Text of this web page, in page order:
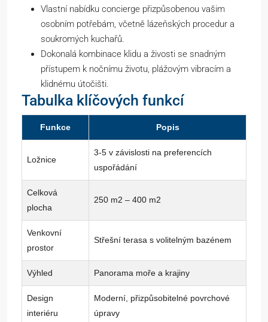
Vlastní nabídku concierge přizpůsobenou vašim
osobním potřebám, včetně lázeňských procedur a
soukromých kuchařů.
Dokonalá kombinace klidu a živosti se snadným
přístupem k nočnímu životu, plážovým vibracím a
klidnému útočišti.
Tabulka klíčových funkcí
Funkce Popis
Ložnice
3-5 v závislosti na preferencích
uspořádání
Celková
plocha
250 m2 – 400 m2
Venkovní
prostor
Střešní terasa s volitelným bazénem
Výhled Panorama moře a krajiny
Design
interiéru
Moderní, přizpůsobitelné povrchové
úpravy